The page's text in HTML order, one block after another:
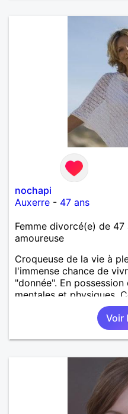
nochapi
Auxerre - 47 ans
Femme divorcé(e) de
amoureuse
Croqueuse de la vie à
l'immense chance de
"donnée". En
mentales et physiques.
solitaire, je mène une
pas sur ce site par dépit,
représentatrice de la
peau. A bientôt.
Voir